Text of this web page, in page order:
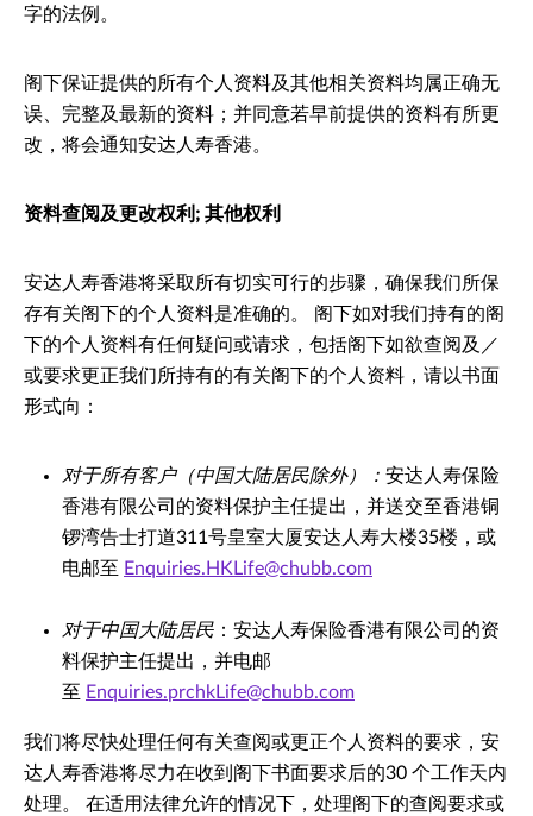
字的法例。
阁下保证提供的所有个人资料及其他相关资料均属正确无
误、完整及最新的资料；并同意若早前提供的资料有所更
改，将会通知安达人寿香港。
资料查阅及更改权利; 其他权利
安达人寿香港将采取所有切实可行的步骤，确保我们所保
存有关阁下的个人资料是准确的。 阁下如对我们持有的阁
下的个人资料有任何疑问或请求，包括阁下如欲查阅及／
或要求更正我们所持有的有关阁下的个人资料，请以书面
形式向：
对于所有客户（中国大陆居民除外）： 安达人寿保险
香港有限公司的资料保护主任提出，并送交至香港铜
锣湾告士打道311号皇室大厦安达人寿大楼35楼，或
电邮至 Enquiries.HKLife@chubb.com
对于中国大陆居民 ：安达人寿保险香港有限公司的资
料保护主任提出，并电邮
至 Enquiries.prchkLife@chubb.com
我们将尽快处理任何有关查阅或更正个人资料的要求，安
达人寿香港将尽力在收到阁下书面要求后的30 个工作天内
处理。 在适用法律允许的情况下，处理阁下的查阅要求或